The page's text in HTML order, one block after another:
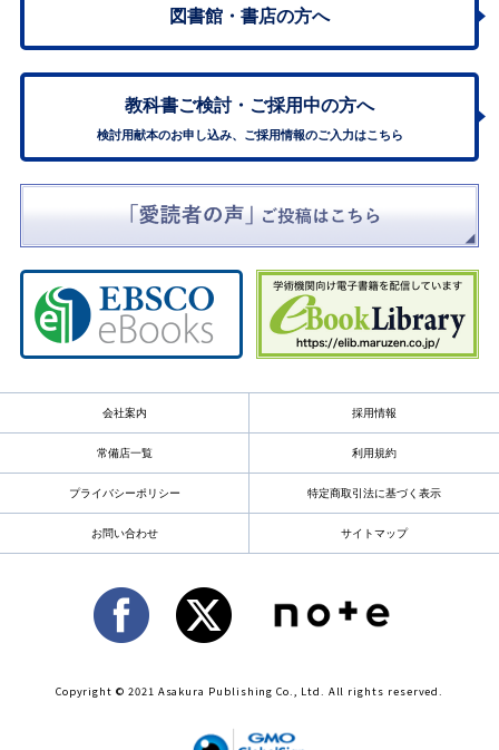
図書館・書店の方へ
教科書ご検討・ ご採用中の方へ
検討用献本のお申し込み、ご採用情報のご入力はこちら
会社案内 採用情報
常備店一覧 利用規約
プライバシーポリシー 特定商取引法に基づく表示
お問い合わせ サイトマップ
Copyright © 2021 Asakura Publishing Co., Ltd. All rights reserved.